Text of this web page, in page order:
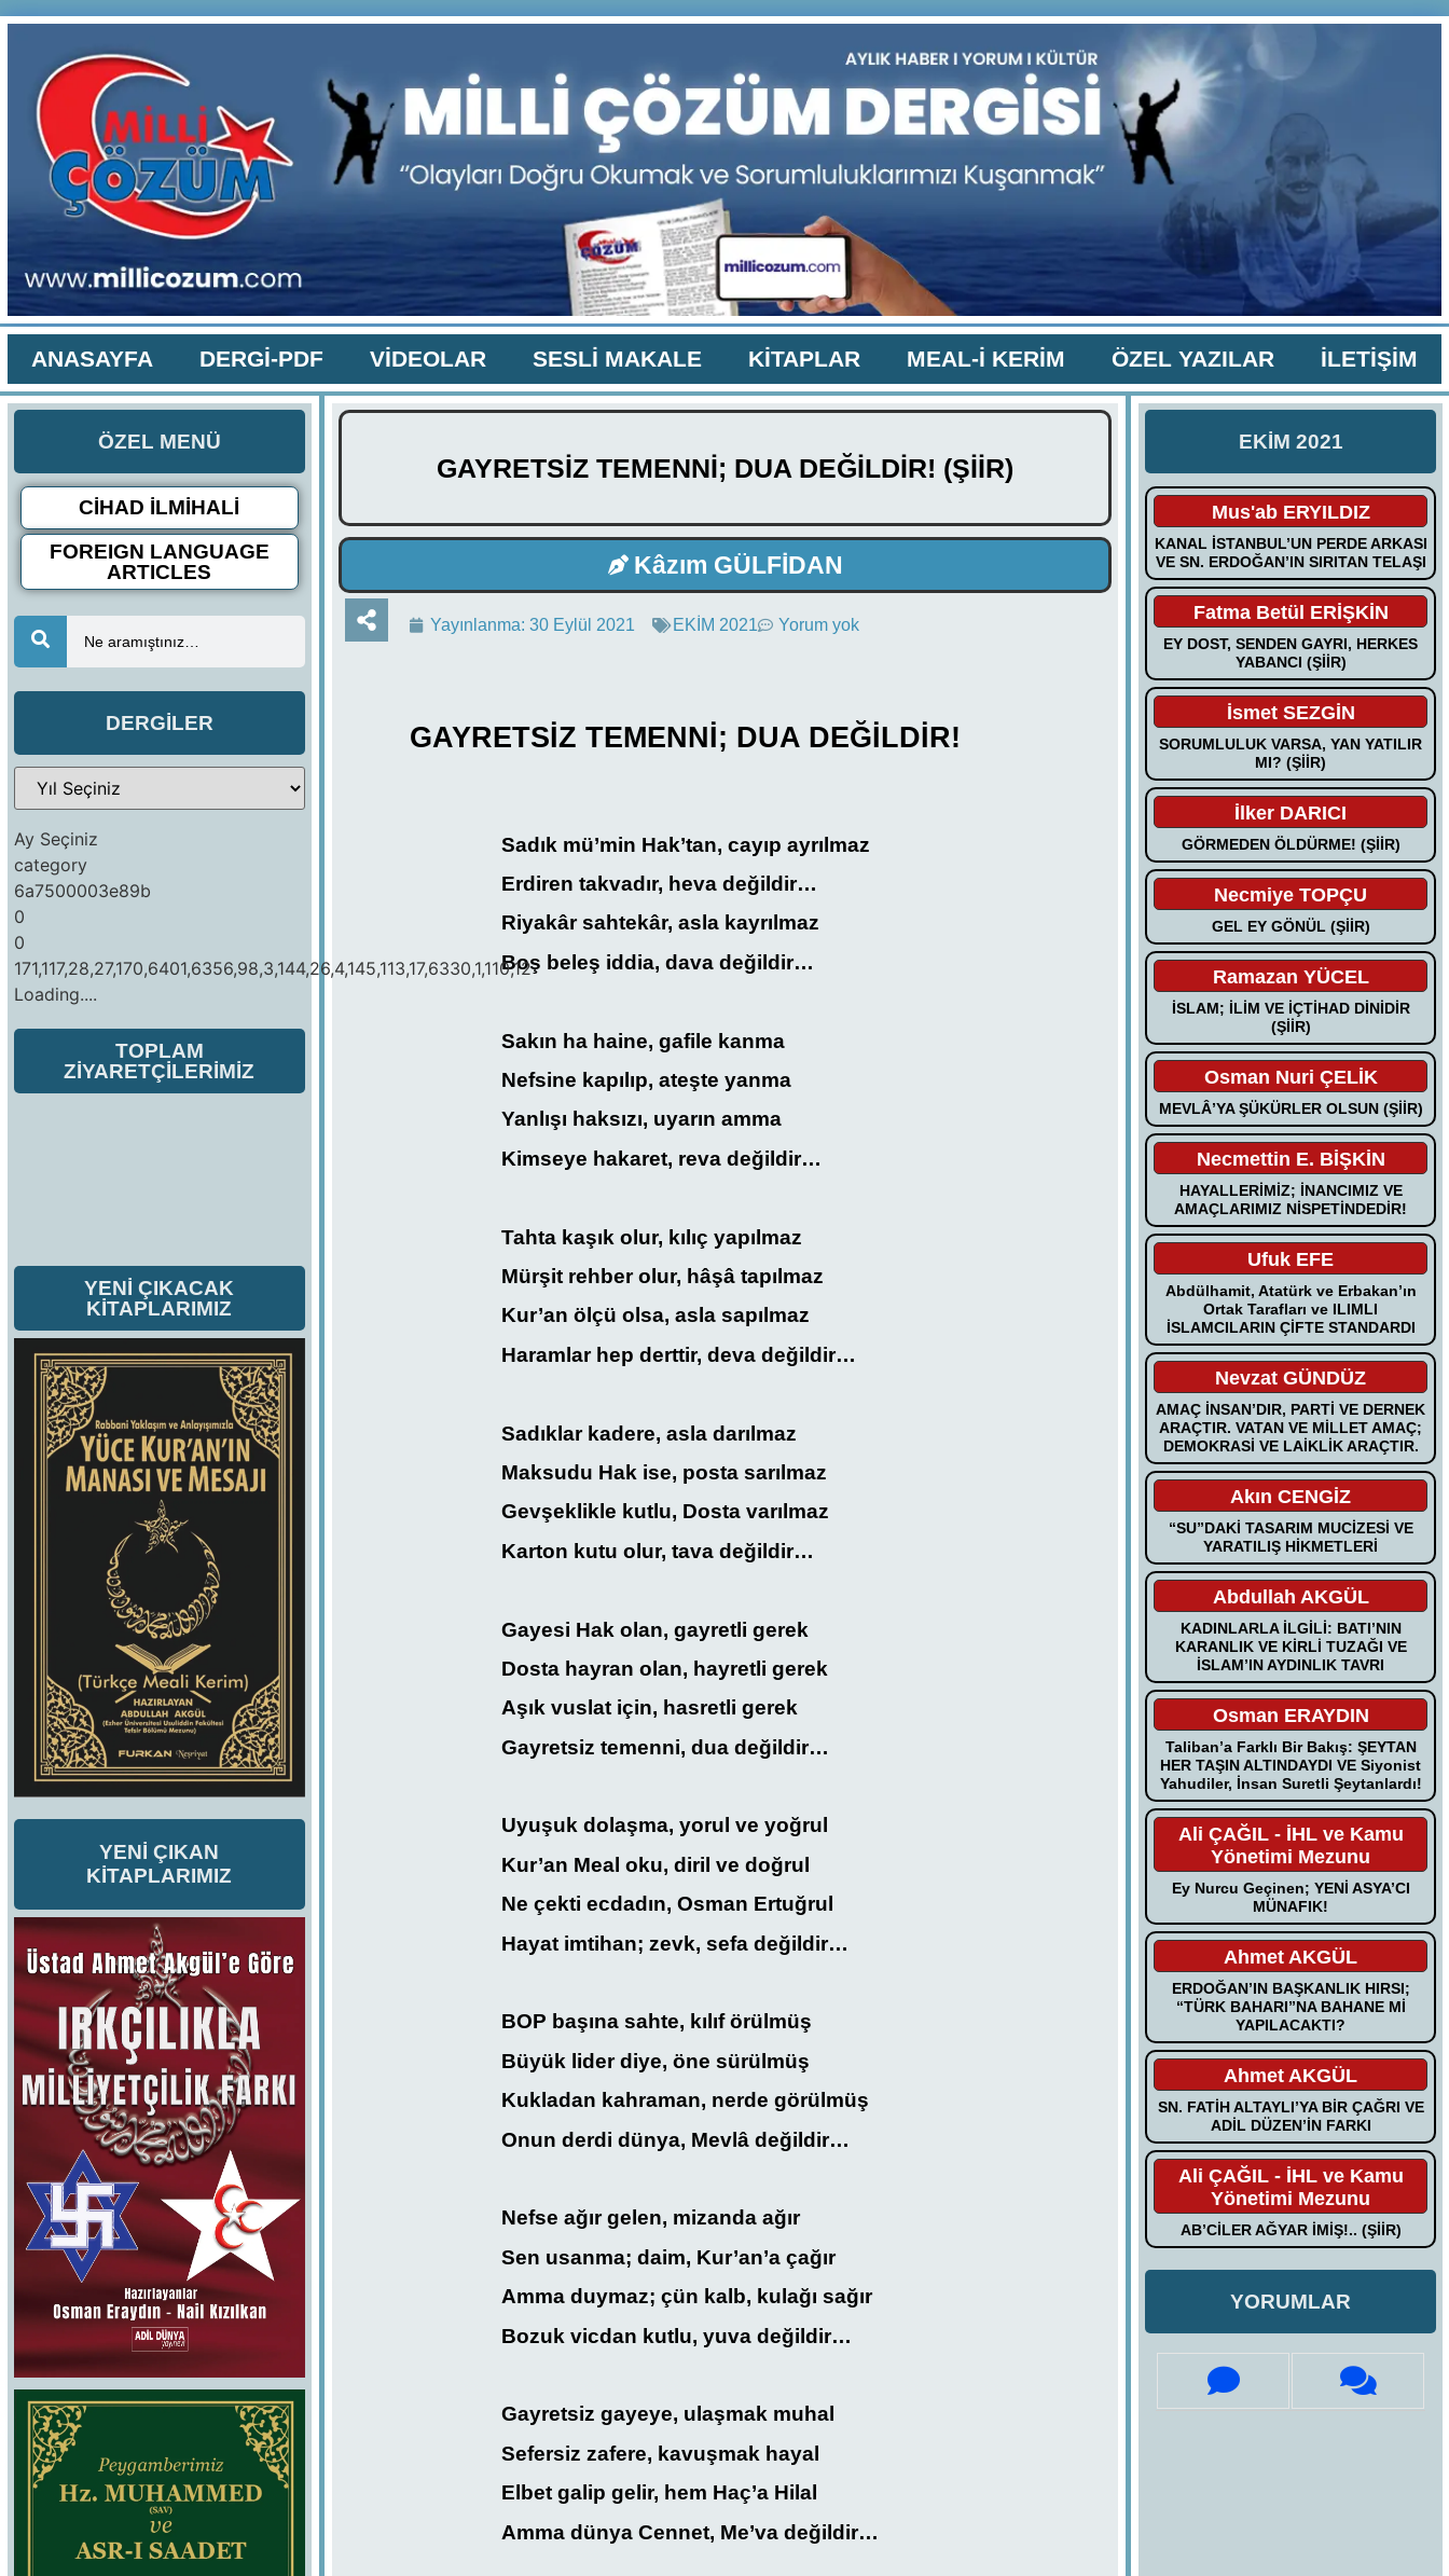
ANASAYFA DERGİ-PDF VİDEOLAR SESLİ MAKALE KİTAPLAR MEAL-İ KERİM ÖZEL YAZILAR İLETİŞİM
ÖZEL MENÜ
CİHAD İLMİHALİ
FOREIGN LANGUAGE
ARTICLES
Ne aramıştınız…
DERGİLER
Ay Seçiniz
category
6a7500003e89b
0
0
171,117,28,27,170,6401,6356,98,3,144,26,4,145,113,17,6330,1,110,12
Loading....
TOPLAM
ZİYARETÇİLERİMİZ
YENİ ÇIKACAK
KİTAPLARIMIZ
YENİ ÇIKAN
KİTAPLARIMIZ
GAYRETSİZ TEMENNİ; DUA DEĞİLDİR! (ŞİİR)
Kâzım GÜLFİDAN
Yayınlanma: 30 Eylül 2021 EKİM 2021 Yorum yok
GAYRETSİZ TEMENNİ; DUA DEĞİLDİR!
Sadık mü’min Hak’tan, cayıp ayrılmaz
Erdiren takvadır, heva değildir…
Riyakâr sahtekâr, asla kayrılmaz
Boş beleş iddia, dava değildir…
Sakın ha haine, gafile kanma
Nefsine kapılıp, ateşte yanma
Yanlışı haksızı, uyarın amma
Kimseye hakaret, reva değildir…
Tahta kaşık olur, kılıç yapılmaz
Mürşit rehber olur, hâşâ tapılmaz
Kur’an ölçü olsa, asla sapılmaz
Haramlar hep derttir, deva değildir…
Sadıklar kadere, asla darılmaz
Maksudu Hak ise, posta sarılmaz
Gevşeklikle kutlu, Dosta varılmaz
Karton kutu olur, tava değildir…
Gayesi Hak olan, gayretli gerek
Dosta hayran olan, hayretli gerek
Aşık vuslat için, hasretli gerek
Gayretsiz temenni, dua değildir…
Uyuşuk dolaşma, yorul ve yoğrul
Kur’an Meal oku, diril ve doğrul
Ne çekti ecdadın, Osman Ertuğrul
Hayat imtihan; zevk, sefa değildir…
BOP başına sahte, kılıf örülmüş
Büyük lider diye, öne sürülmüş
Kukladan kahraman, nerde görülmüş
Onun derdi dünya, Mevlâ değildir…
Nefse ağır gelen, mizanda ağır
Sen usanma; daim, Kur’an’a çağır
Amma duymaz; çün kalb, kulağı sağır
Bozuk vicdan kutlu, yuva değildir…
Gayretsiz gayeye, ulaşmak muhal
Sefersiz zafere, kavuşmak hayal
Elbet galip gelir, hem Haç’a Hilal
Amma dünya Cennet, Me’va değildir…
EKİM 2021
Mus'ab ERYILDIZ
KANAL İSTANBUL’UN PERDE ARKASI
VE SN. ERDOĞAN’IN SIRITAN TELAŞI
Fatma Betül ERİŞKİN
EY DOST, SENDEN GAYRI, HERKES
YABANCI (ŞİİR)
İsmet SEZGİN
SORUMLULUK VARSA, YAN YATILIR
MI? (ŞİİR)
İlker DARICI
GÖRMEDEN ÖLDÜRME! (ŞİİR)
Necmiye TOPÇU
GEL EY GÖNÜL (ŞİİR)
Ramazan YÜCEL
İSLAM; İLİM VE İÇTİHAD DİNİDİR
(ŞİİR)
Osman Nuri ÇELİK
MEVLÂ’YA ŞÜKÜRLER OLSUN (ŞİİR)
Necmettin E. BİŞKİN
HAYALLERİMİZ; İNANCIMIZ VE
AMAÇLARIMIZ NİSPETİNDEDİR!
Ufuk EFE
Abdülhamit, Atatürk ve Erbakan’ın
Ortak Tarafları ve ILIMLI
İSLAMCILARIN ÇİFTE STANDARDI
Nevzat GÜNDÜZ
AMAÇ İNSAN’DIR, PARTİ VE DERNEK
ARAÇTIR. VATAN VE MİLLET AMAÇ;
DEMOKRASİ VE LAİKLİK ARAÇTIR.
Akın CENGİZ
“SU”DAKİ TASARIM MUCİZESİ VE
YARATILIŞ HİKMETLERİ
Abdullah AKGÜL
KADINLARLA İLGİLİ: BATI’NIN
KARANLIK VE KİRLİ TUZAĞI VE
İSLAM’IN AYDINLIK TAVRI
Osman ERAYDIN
Taliban’a Farklı Bir Bakış: ŞEYTAN
HER TAŞIN ALTINDAYDI VE Siyonist
Yahudiler, İnsan Suretli Şeytanlardı!
Ali ÇAĞIL - İHL ve Kamu
Yönetimi Mezunu
Ey Nurcu Geçinen; YENİ ASYA’CI
MÜNAFIK!
Ahmet AKGÜL
ERDOĞAN’IN BAŞKANLIK HIRSI;
“TÜRK BAHARI”NA BAHANE Mİ
YAPILACAKTI?
Ahmet AKGÜL
SN. FATİH ALTAYLI’YA BİR ÇAĞRI VE
ADİL DÜZEN’İN FARKI
Ali ÇAĞIL - İHL ve Kamu
Yönetimi Mezunu
AB’CİLER AĞYAR İMİŞ!.. (ŞİİR)
YORUMLAR